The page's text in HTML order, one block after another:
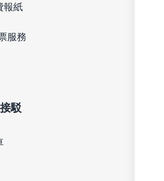
報紙
服務
駁